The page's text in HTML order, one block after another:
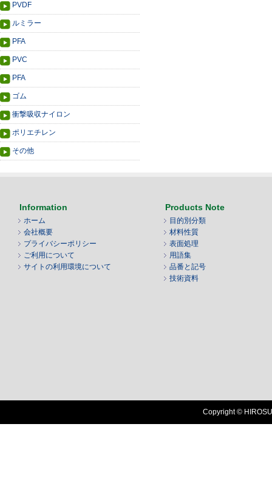
PVDF
ルミラー
PFA
PVC
PFA
ゴム
衝撃吸収ナイロン
ポリエチレン
その他
Information
ホーム
会社概要
プライバシーポリシー
ご利用について
サイトの利用環境について
Products Note
目的別分類
材料性質
表面処理
用語集
品番と記号
技術資料
Copyright ©